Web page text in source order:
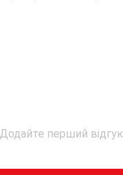
Додайте перший відгук